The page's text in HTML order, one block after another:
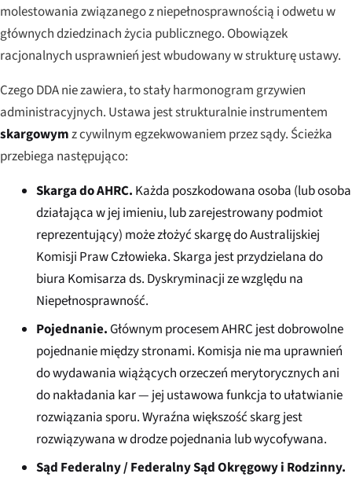
molestowania związanego z niepełnosprawnością i odwetu w
głównych dziedzinach życia publicznego. Obowiązek
racjonalnych usprawnień jest wbudowany w strukturę ustawy.
Czego DDAniezawiera, to stały harmonogram grzywien
administracyjnych. Ustawa jest strukturalnie instrumentem
skargowymz cywilnym egzekwowaniem przez sądy. Ścieżka
przebiega następująco:
Skarga do AHRC. Każda poszkodowana osoba (lub osoba
działająca w jej imieniu, lub zarejestrowany podmiot
reprezentujący) może złożyć skargę do Australijskiej
Komisji Praw Człowieka. Skarga jest przydzielana do
biura Komisarza ds. Dyskryminacji ze względu na
Niepełnosprawność.
Pojednanie.Głównym procesem AHRC jest dobrowolne
pojednanie między stronami. Komisja nie ma uprawnień
do wydawania wiążących orzeczeń merytorycznych ani
do nakładania kar — jej ustawowa funkcja to ułatwianie
rozwiązania sporu. Wyraźna większość skarg jest
rozwiązywana w drodze pojednania lub wycofywana.
Sąd Federalny / Federalny Sąd Okręgowy i Rodzinny.